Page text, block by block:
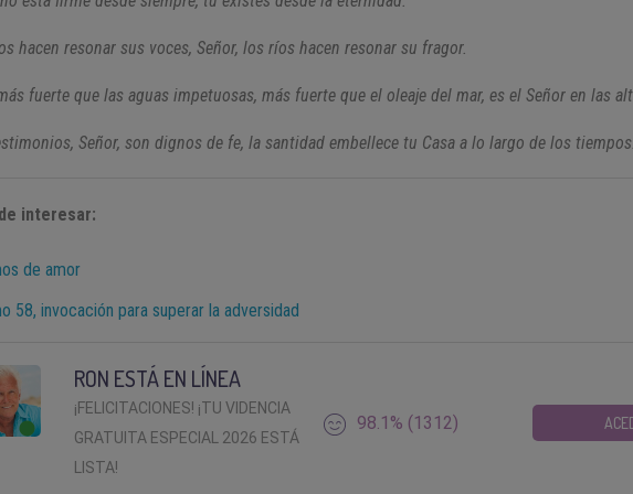
hacen resonar sus voces, Señor, los ríos hacen resonar su fragor.
fuerte que las aguas impetuosas, más fuerte que el oleaje del mar, es el Señor en las
Señor, son dignos de fe, la santidad embellece tu Casa a lo largo de los tiempos.
interesar:
de amor
58, invocación para superar la adversidad
RON ESTÁ EN LÍNEA
¡FELICITACIONES! ¡TU VIDENCIA
GRATUITA ESPECIAL 2026 ESTÁ
LISTA!
98.1% (1312)